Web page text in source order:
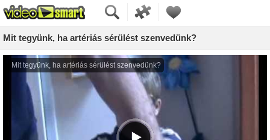
Mit tegyünk, ha artériás sérülést szenvedünk?